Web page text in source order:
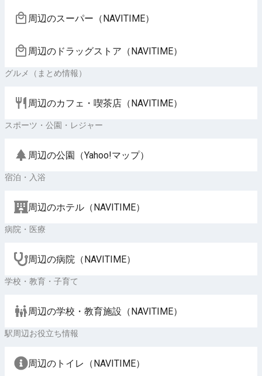
周辺のスーパー（NAVITIME）
周辺のドラッグストア（NAVITIME）
グルメ（まとめ情報）
周辺のカフェ・喫茶店（NAVITIME）
スポーツ・公園・レジャー
周辺の公園（Yahoo!マップ）
宿泊・入浴
周辺のホテル（NAVITIME）
病院・医療
周辺の病院（NAVITIME）
学校・教育・子育て
周辺の学校・教育施設（NAVITIME）
駅周辺お役立ち情報
周辺のトイレ（NAVITIME）